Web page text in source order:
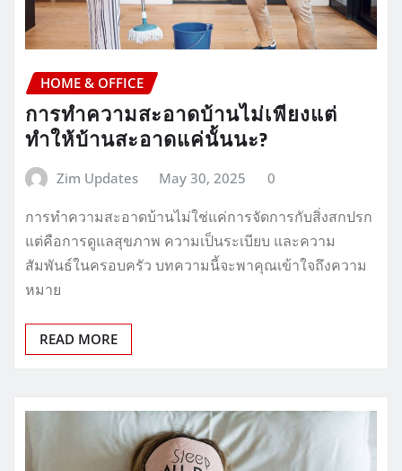
HOME & OFFICE
การทำความสะอาดบ้านไม่เพียงแต่
ทำให้บ้านสะอาดแค่นั้นนะ?
Zim Updates May 30, 2025 0
การทำความสะอาดบ้านไม่ใช่แค่การจัดการกับสิ่งสกปรก
แต่คือการดูแลสุขภาพ ความเป็นระเบียบ และความ
สัมพันธ์ในครอบครัว บทความนี้จะพาคุณเข้าใจถึงความ
หมาย
READ MORE